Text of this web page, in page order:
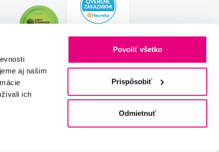
aj našim
ich
Povoliť všetko
Prispôsobiť
Odmietnuť
IZON